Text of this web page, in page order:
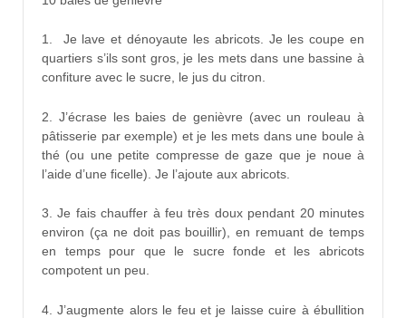
1. Je lave et dénoyaute les abricots. Je les coupe en
quartiers s’ils sont gros, je les mets dans une bassine à
confiture avec le sucre, le jus du citron.
2. J’écrase les baies de genièvre (avec un rouleau à
pâtisserie par exemple) et je les mets dans une boule à
thé (ou une petite compresse de gaze que je noue à
l’aide d’une ficelle). Je l’ajoute aux abricots.
3. Je fais chauffer à feu très doux pendant 20 minutes
environ (ça ne doit pas bouillir), en remuant de temps
en temps pour que le sucre fonde et les abricots
compotent un peu.
4. J’augmente alors le feu et je laisse cuire à ébullition